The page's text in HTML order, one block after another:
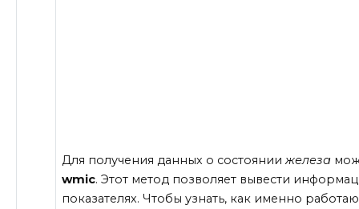
Для получения данных о состояниижелеза
wmic. Этот метод позволяет вывести
показателях. Чтобы узнать, как именно